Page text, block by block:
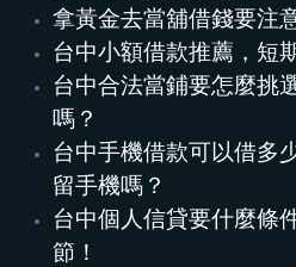
拿黃金去當舖借錢要注
台中小額借款推薦，短
台中合法當鋪要怎麼挑
嗎？
台中手機借款可以借多
留手機嗎？
台中個人信貸要什麼條
節！